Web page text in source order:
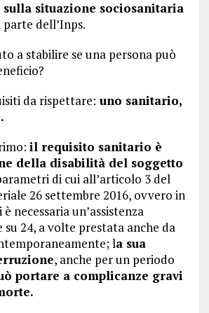
sulla situazione sociosanitaria
parte dell’Inps.
a stabilire se una persona può
da rispettare: uno sanitario,
il requisito sanitario è
della disabilità del soggetto
di cui all’articolo 3 del
26 settembre 2016, ovvero in
necessaria un’assistenza
su 24, a volte prestata anche da
la sua
, anche per un periodo
portare a complicanze gravi